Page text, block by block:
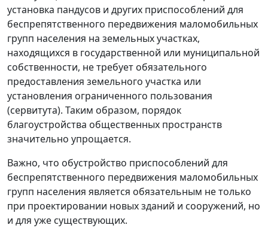
установка пандусов и других приспособлений для
беспрепятственного передвижения маломобильных
групп населения на земельных участках,
находящихся в государственной или муниципальной
собственности, не требует обязательного
предоставления земельного участка или
установления ограниченного пользования
(сервитута). Таким образом, порядок
благоустройства общественных пространств
значительно упрощается.
Важно, что обустройство приспособлений для
беспрепятственного передвижения маломобильных
групп населения является обязательным не только
при проектировании новых зданий и сооружений, но
и для уже существующих.